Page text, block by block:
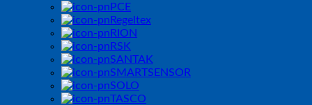
PCE
Regeltex
RION
RSK
SANTAK
SMARTSENSOR
SOLO
TASCO